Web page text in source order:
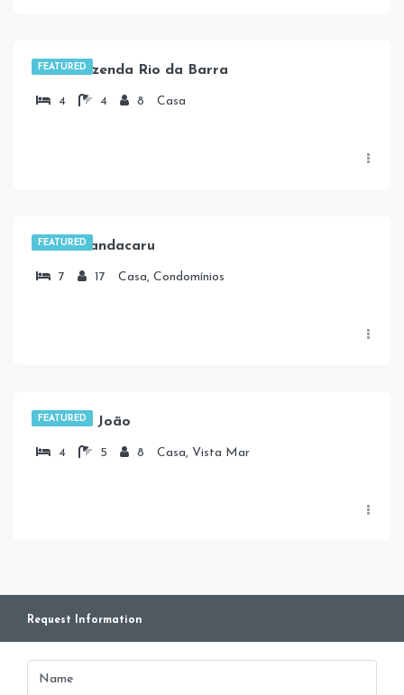
FEATURED
Casa Fazenda Rio da Barra
4 4 8 Casa
FEATURED
Casa Mandacaru
7 17 Casa, Condomínios
FEATURED
Casa do João
4 5 8 Casa, Vista Mar
Request Information